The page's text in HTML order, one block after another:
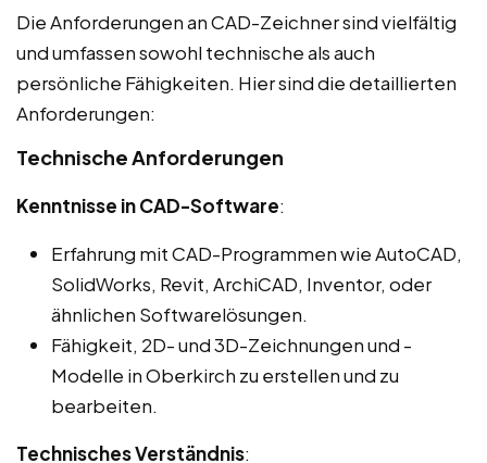
Die Anforderungen an CAD-Zeichner sind vielfältig
und umfassen sowohl technische als auch
persönliche Fähigkeiten. Hier sind die detaillierten
Anforderungen:
Technische Anforderungen
Kenntnisse in CAD-Software:
Erfahrung mit CAD-Programmen wie AutoCAD,
SolidWorks, Revit, ArchiCAD, Inventor, oder
ähnlichen Softwarelösungen.
Fähigkeit, 2D- und 3D-Zeichnungen und -
Modelle in Oberkirch zu erstellen und zu
bearbeiten.
Technisches Verständnis: